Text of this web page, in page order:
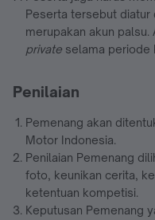
Peserta tersebut diatur
merupakan akun
private selama periode
Penilaian
Pemenang akan
Motor Indonesia.
Penilaian Pemenang
foto, keunikan cerita,
ketentuan kompetisi.
Keputusan Pemenang